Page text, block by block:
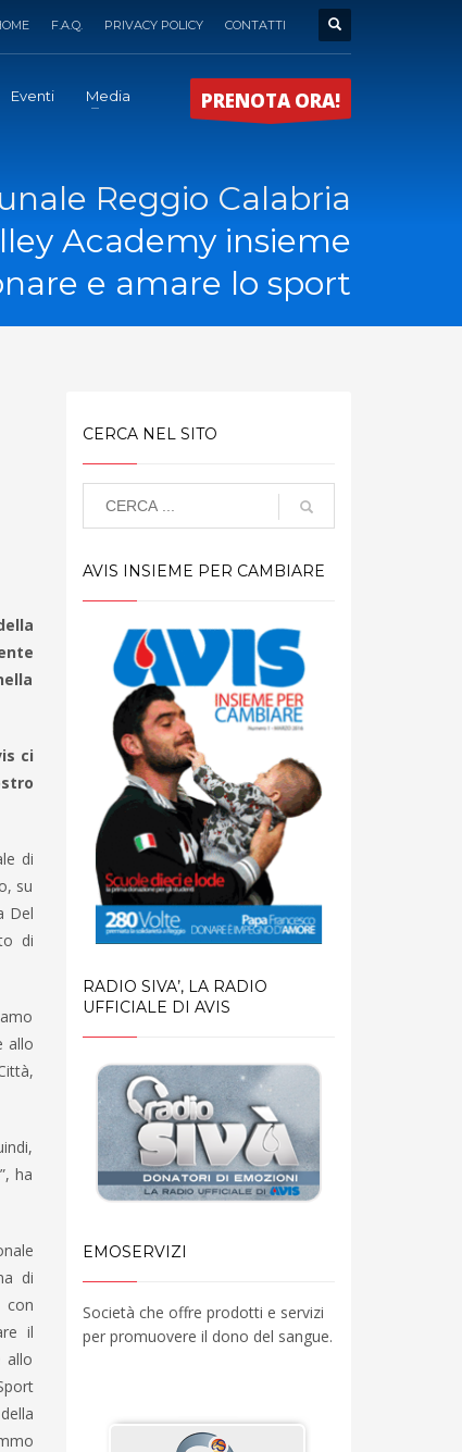
F.A.Q. PRIVACY POLICY CONTATTI
Eventi Media PRENOTA ORA!
Reggio Calabria
Academy insieme
e amare lo sport
ci
di
su
Del
di
allo
ha
di
con
il
allo
CERCA NEL SITO
AVIS INSIEME PER CAMBIARE
RADIO SIVA’, LA RADIO
UFFICIALE DI AVIS
EMOSERVIZI
Società che offre prodotti e servizi
per promuovere il dono del sangue.